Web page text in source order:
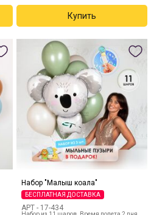
Набор "Малыш коала"
БЕСПЛАТНАЯ ДОСТАВКА
АРТ - 17-434